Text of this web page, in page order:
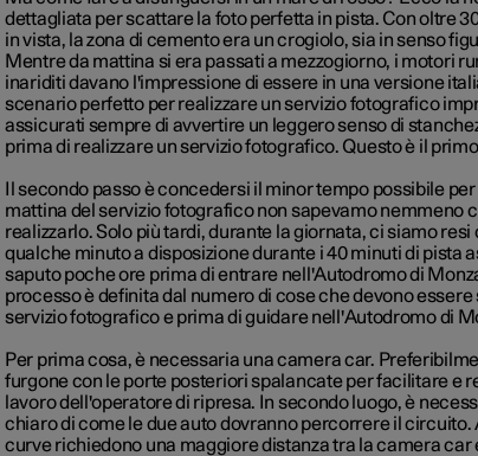
dettagliata per scattare la foto perfetta in pista. Con oltre
in vista, la zona di cemento era un crogiolo, sia in senso
Mentre da mattina si era passati a mezzogiorno, i motori
inariditi davano l'impressione di essere in una versione
scenario perfetto per realizzare un servizio fotografico
assicurati sempre di avvertire un leggero senso di
prima di realizzare un servizio fotografico. Questo è il
Il secondo passo è concedersi il minor tempo possibile
mattina del servizio fotografico non sapevamo nemmeno
realizzarlo. Solo più tardi, durante la giornata, ci siamo resi
qualche minuto a disposizione durante i 40 minuti di pista
saputo poche ore prima di entrare nell'Autodromo di
processo è definita dal numero di cose che devono essere
servizio fotografico e prima di guidare nell'Autodromo di
Per prima cosa, è necessaria una camera car.
furgone con le porte posteriori spalancate per facilitare e
lavoro dell'operatore di ripresa. In secondo luogo, è
chiaro di come le due auto dovranno percorrere il circuito.
curve richiedono una maggiore distanza tra la camera car